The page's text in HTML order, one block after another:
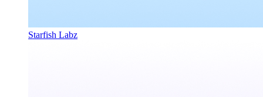
Starfish Labz